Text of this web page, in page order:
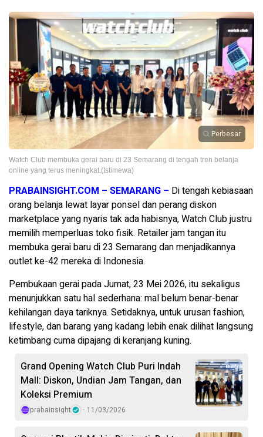
Perbesar
Watch Club membuka gerai baru di 23 Semarang di tengah tren belanja
online yang terus meningkat.(Istimewa)
PRABAINSIGHT.COM – SEMARANG – Di tengah kebiasaan
orang belanja lewat layar ponsel dan perang diskon
marketplace yang nyaris tak ada habisnya, Watch Club justru
memilih memperluas toko fisik. Retailer jam tangan itu
membuka gerai baru di 23 Semarang dan menjadikannya
outlet ke-42 mereka di Indonesia.
Pembukaan gerai pada Jumat, 23 Mei 2026, itu sekaligus
menunjukkan satu hal sederhana: mal belum benar-benar
kehilangan daya tariknya. Setidaknya, untuk urusan fashion,
lifestyle, dan barang yang kadang lebih enak dilihat langsung
ketimbang cuma dipajang di keranjang kuning.
Grand Opening Watch Club Puri Indah
Mall: Diskon, Undian Jam Tangan, dan
Koleksi Premium
prabainsight 11/03/2026